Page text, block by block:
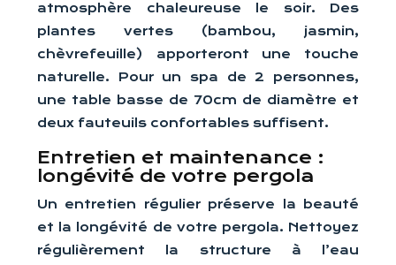
atmosphère chaleureuse le soir. Des
plantes vertes (bambou, jasmin,
chèvrefeuille) apporteront une touche
naturelle. Pour un spa de 2 personnes,
une table basse de 70cm de diamètre et
deux fauteuils confortables suffisent.
Entretien et maintenance :
longévité de votre pergola
Un entretien régulier préserve la beauté
et la longévité de votre pergola. Nettoyez
régulièrement la structure à l’eau